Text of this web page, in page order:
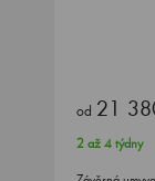
od 21
2 až 4 týdny